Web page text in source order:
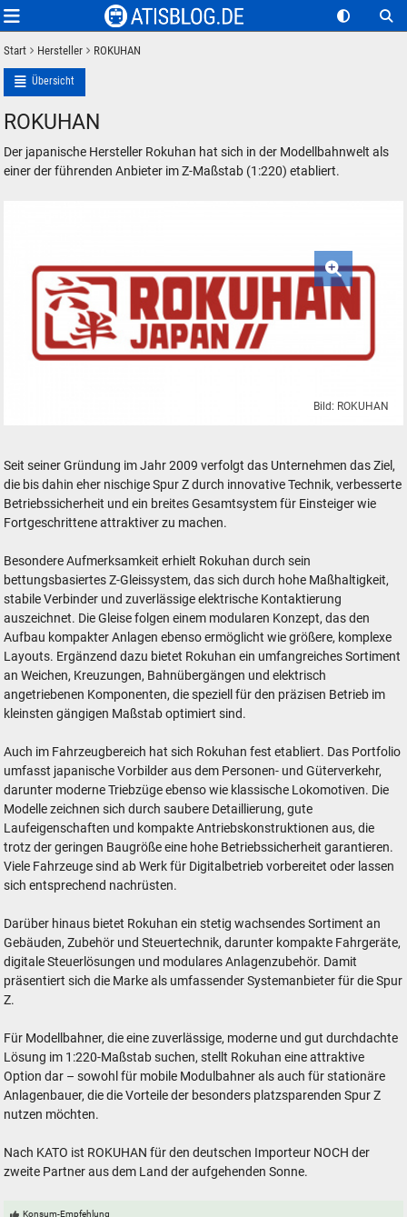
Start Hersteller ROKUHAN
Übersicht
ROKUHAN
Der japanische Hersteller Rokuhan hat sich in der Modellbahnwelt als
einer der führenden Anbieter im Z-Maßstab (1:220) etabliert.
Bild: ROKUHAN
Seit seiner Gründung im Jahr 2009 verfolgt das Unternehmen das Ziel,
die bis dahin eher nischige Spur Z durch innovative Technik, verbesserte
Betriebssicherheit und ein breites Gesamtsystem für Einsteiger wie
Fortgeschrittene attraktiver zu machen.
Besondere Aufmerksamkeit erhielt Rokuhan durch sein
bettungsbasiertes Z-Gleissystem, das sich durch hohe Maßhaltigkeit,
stabile Verbinder und zuverlässige elektrische Kontaktierung
auszeichnet. Die Gleise folgen einem modularen Konzept, das den
Aufbau kompakter Anlagen ebenso ermöglicht wie größere, komplexe
Layouts. Ergänzend dazu bietet Rokuhan ein umfangreiches Sortiment
an Weichen, Kreuzungen, Bahnübergängen und elektrisch
angetriebenen Komponenten, die speziell für den präzisen Betrieb im
kleinsten gängigen Maßstab optimiert sind.
Auch im Fahrzeugbereich hat sich Rokuhan fest etabliert. Das Portfolio
umfasst japanische Vorbilder aus dem Personen- und Güterverkehr,
darunter moderne Triebzüge ebenso wie klassische Lokomotiven. Die
Modelle zeichnen sich durch saubere Detaillierung, gute
Laufeigenschaften und kompakte Antriebskonstruktionen aus, die
trotz der geringen Baugröße eine hohe Betriebssicherheit garantieren.
Viele Fahrzeuge sind ab Werk für Digitalbetrieb vorbereitet oder lassen
sich entsprechend nachrüsten.
Darüber hinaus bietet Rokuhan ein stetig wachsendes Sortiment an
Gebäuden, Zubehör und Steuertechnik, darunter kompakte Fahrgeräte,
digitale Steuerlösungen und modulares Anlagenzubehör. Damit
präsentiert sich die Marke als umfassender Systemanbieter für die Spur
Z.
Für Modellbahner, die eine zuverlässige, moderne und gut durchdachte
Lösung im 1:220-Maßstab suchen, stellt Rokuhan eine attraktive
Option dar – sowohl für mobile Modulbahner als auch für stationäre
Anlagenbauer, die die Vorteile der besonders platzsparenden Spur Z
nutzen möchten.
Nach KATO ist ROKUHAN für den deutschen Importeur NOCH der
zweite Partner aus dem Land der aufgehenden Sonne.
Konsum-Empfehlung